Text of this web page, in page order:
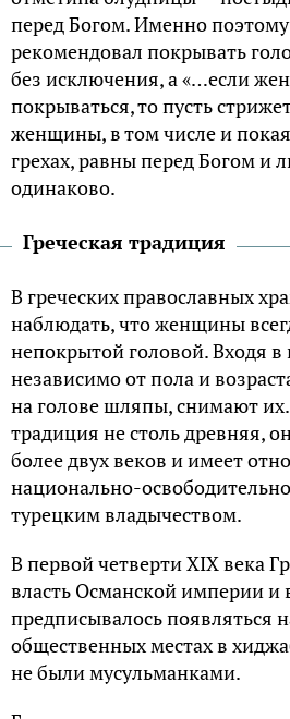
перед Богом. Именно поэтому
рекомендовал покрывать
без исключения, а «…если
покрываться, то пусть
женщины, в том числе и
грехах, равны перед Богом
одинаково.
Греческая традиция
В греческих православных
наблюдать, что женщины
непокрытой головой. Входя в
независимо от пола и
на голове шляпы, снимают их.
традиция не столь древняя,
более двух веков и имеет
национально-
турецким владычеством.
В первой четверти XIX века
власть Османской империи
предписывалось появляться
общественных местах в
не были мусульманками.